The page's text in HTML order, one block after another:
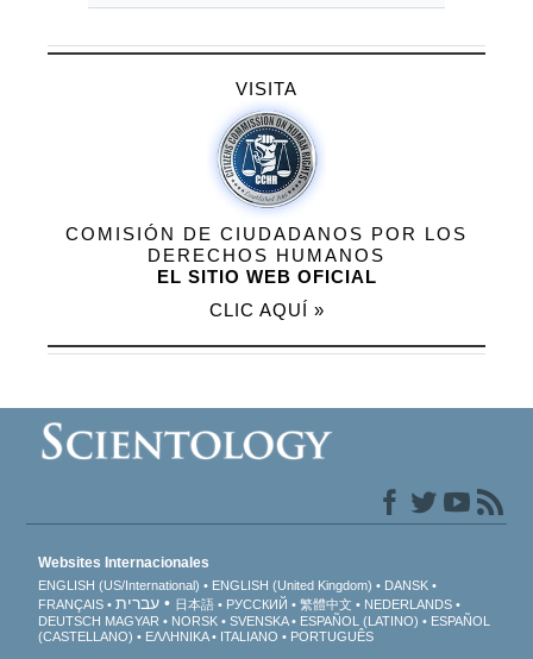
VISITA
COMISIÓN DE CIUDADANOS POR LOS
DERECHOS HUMANOS
EL SITIO WEB OFICIAL
CLIC AQUÍ »
Websites Internacionales
ENGLISH (US/International) ENGLISH (United Kingdom)
DANSK
FRANÇAIS
עברית 日本語 РУССКИЙ 繁體中文
NEDERLANDS
DEUTSCH MAGYAR NORSK SVENSKA ESPAÑOL (LATINO)
ESPAÑOL
(CASTELLANO)
ΕΛΛΗΝΙΚA ITALIANO PORTUGUÊS